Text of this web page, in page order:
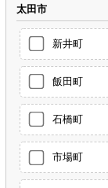
太田市
新井町
飯田町
石橋町
市場町